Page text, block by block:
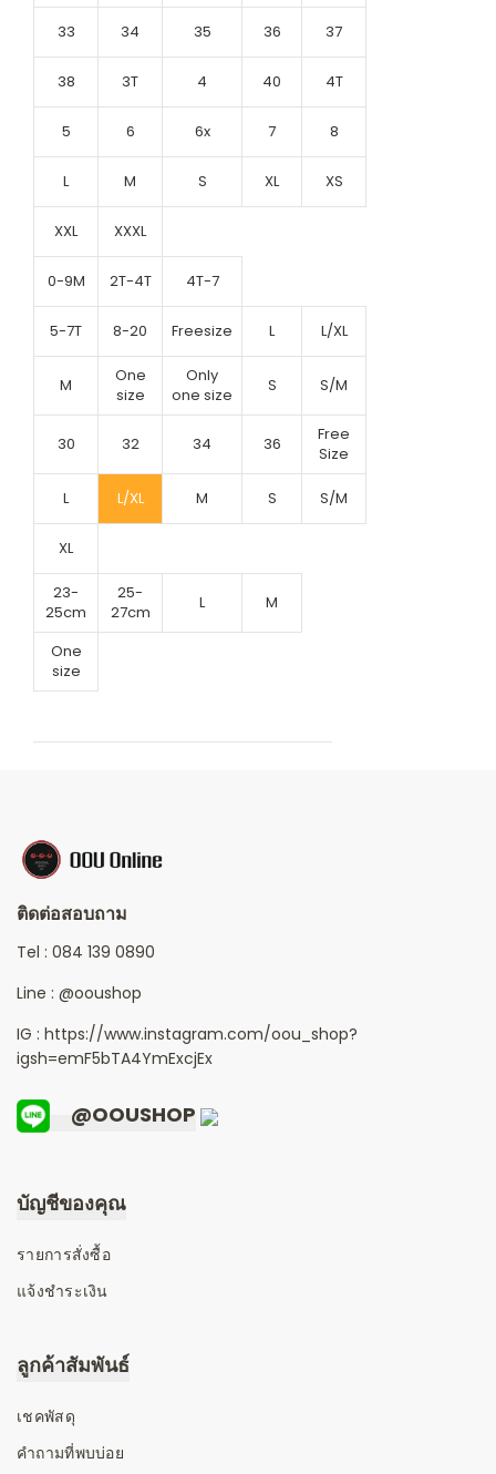
33 34 35 36 37
38 3T 4 40 4T
5 6 6x 7 8
L M S XL XS
XXL XXXL
0-9M 2T-4T 4T-7
5-7T 8-20 Freesize L L/XL
M
One
size
Only
one size
S S/M
30 32 34 36
Free
Size
L L/XL M S S/M
XL
23-
25cm
25-
27cm
L M
One
size
ติดต่อสอบถาม
Tel : 084 139 0890
Line : @ooushop
IG : https://www.instagram.com/oou_shop?
igsh=emF5bTA4YmExcjEx
@OOUSHOP
บัญชีของคุณ
รายการสั่งซื้อ
แจ้งชำระเงิน
ลูกค้าสัมพันธ์
เชคพัสดุ
คำถามที่พบบ่อย